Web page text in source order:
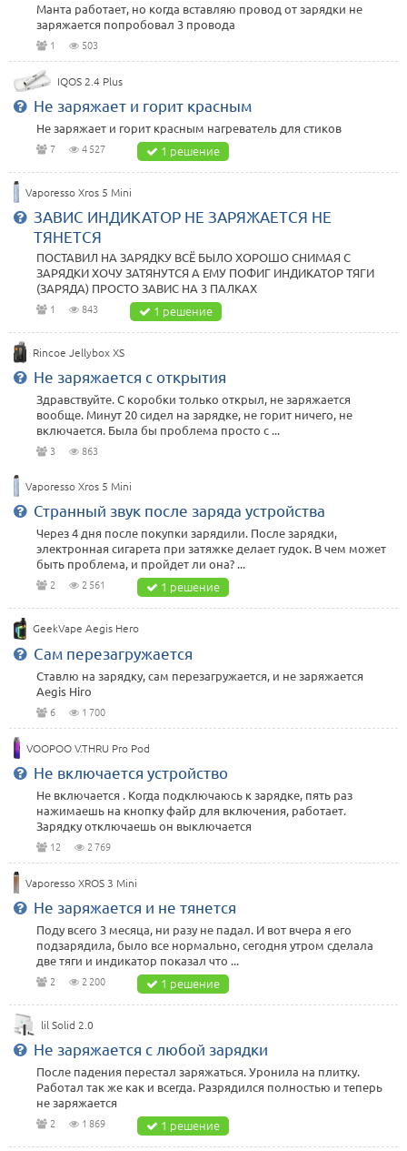
Манта работает, но когда вставляю провод от зарядки не
заряжается попробовал 3 провода
1 503
IQOS 2.4 Plus
Не заряжает и горит красным
Не заряжает и горит красным нагреватель для стиков
7 4 527 1 решение
Vaporesso Xros 5 Mini
ЗАВИС ИНДИКАТОР НЕ ЗАРЯЖАЕТСЯ НЕ
ТЯНЕТСЯ
ПОСТАВИЛ НА ЗАРЯДКУ ВСЁ БЫЛО ХОРОШО СНИМАЯ С
ЗАРЯДКИ ХОЧУ ЗАТЯНУТСЯ А ЕМУ ПОФИГ ИНДИКАТОР ТЯГИ
(ЗАРЯДА) ПРОСТО ЗАВИС НА 3 ПАЛКАХ
1 843 1 решение
Rincoe Jellybox XS
Не заряжается с открытия
Здравствуйте. С коробки только открыл, не заряжается
вообще. Минут 20 сидел на зарядке, не горит ничего, не
включается. Была бы проблема просто с ...
3 863
Vaporesso Xros 5 Mini
Странный звук после заряда устройства
Через 4 дня после покупки зарядили. После зарядки,
электронная сигарета при затяжке делает гудок. В чем может
быть проблема, и пройдет ли она? ...
2 2 561 1 решение
GeekVape Aegis Hero
Сам перезагружается
Ставлю на зарядку, сам перезагружается, и не заряжается
Aegis Hiro
6 1 700
VOOPOO V.THRU Pro Pod
Не включается устройство
Не включается . Когда подключаюсь к зарядке, пять раз
нажимаешь на кнопку файр для включения, работает.
Зарядку отключаешь он выключается
12 2 769
Vaporesso XROS 3 Mini
Не заряжается и не тянется
Поду всего 3 месяца, ни разу не падал. И вот вчера я его
подзарядила, было все нормально, сегодня утром сделала
две тяги и индикатор показал что ...
2 2 200 1 решение
lil Solid 2.0
Не заряжается с любой зарядки
После падения перестал заряжаться. Уронила на плитку.
Работал так же как и всегда. Разрядился полностью и теперь
не заряжается
2 1 869 1 решение